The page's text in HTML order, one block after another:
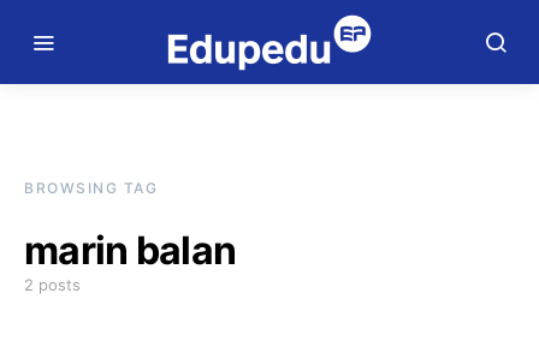
BROWSING TAG
marin balan
2 posts